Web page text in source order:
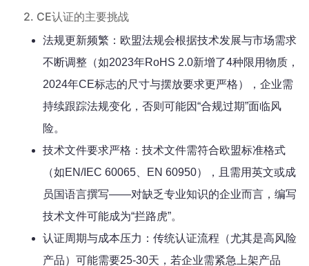
2. CE认证的主要挑战
法规更新频繁：欧盟法规会根据技术发展与市场需求
不断调整（如2023年RoHS 2.0新增了4种限用物质，
2024年CE标志的尺寸与摆放要求更严格），企业需
持续跟踪法规变化，否则可能因“合规过期”面临风
险。
技术文件要求严格：技术文件需符合欧盟标准格式
（如EN/IEC 60065、EN 60950），且需用英文或成
员国语言撰写——对缺乏专业知识的企业而言，编写
技术文件可能成为“拦路虎”。
认证周期与成本压力：传统认证流程（尤其是高风险
产品）可能需要25-30天，若企业需紧急上架产品